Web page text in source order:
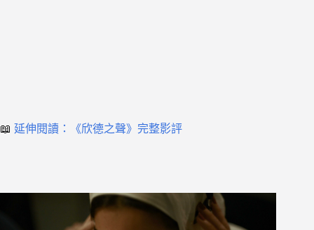
📖 延伸閱讀：《欣德之聲》完整影評